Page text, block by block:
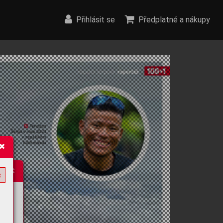
Přihlásit se Předplatné a nákupy